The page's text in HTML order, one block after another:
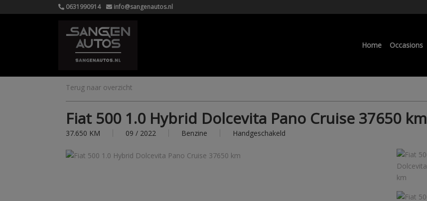
0631990914 info@sangenautos.nl
Home Occasions
Terug naar overzicht
Fiat 500 1.0 Hybrid Dolcevita Pano Cruise 37650 km
37.650 KM 09 / 2022 Benzine Handgeschakeld